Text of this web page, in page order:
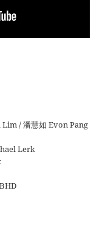
/ 潘慧如 Evon Pang
Lerk